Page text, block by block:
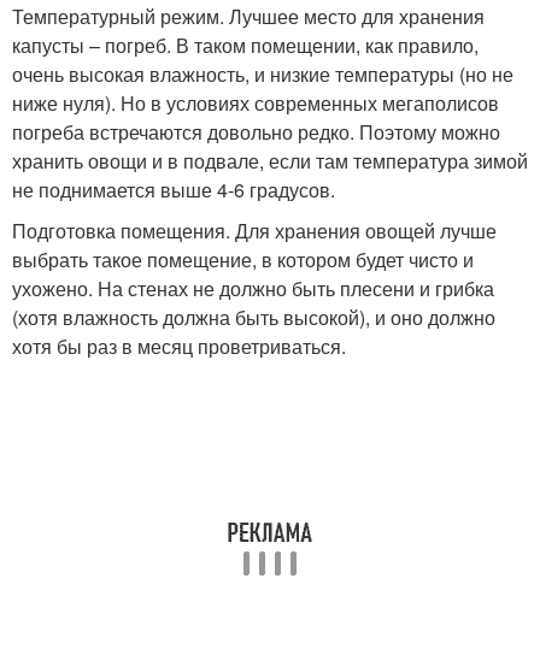
Температурный режим. Лучшее место для хранения
капусты – погреб. В таком помещении, как правило,
очень высокая влажность, и низкие температуры (но не
ниже нуля). Но в условиях современных мегаполисов
погреба встречаются довольно редко. Поэтому можно
хранить овощи и в подвале, если там температура зимой
не поднимается выше 4-6 градусов.
Подготовка помещения. Для хранения овощей лучше
выбрать такое помещение, в котором будет чисто и
ухожено. На стенах не должно быть плесени и грибка
(хотя влажность должна быть высокой), и оно должно
хотя бы раз в месяц проветриваться.